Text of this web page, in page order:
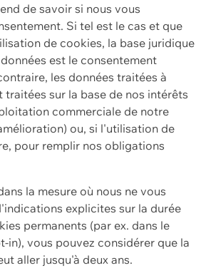
de savoir si nous vous
Si tel est le cas et que
de cookies, la base juridique
est le consentement
les données traitées à
traitées sur la base de nos intérêts
commerciale de notre
ou, si l'utilisation de
pour remplir nos obligations
la mesure où nous ne vous
explicites sur la durée
permanents (par ex. dans le
in), vous pouvez considérer que la
aller jusqu'à deux ans.